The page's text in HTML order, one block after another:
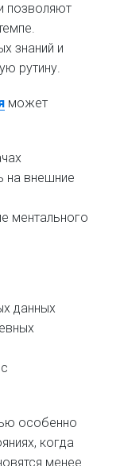
позволяют
знаний и
рутину.
может
на внешние
ментального
данных
особенно
когда
менее